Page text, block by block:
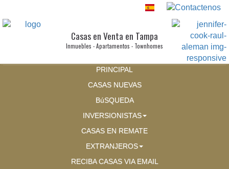
Casas en Venta en Tampa
Inmuebles - Apartamentos - Townhomes
PRINCIPAL
CASAS NUEVAS
BúSQUEDA
INVERSIONISTAS
CASAS EN REMATE
EXTRANJEROS
RECIBA CASAS VIA EMAIL